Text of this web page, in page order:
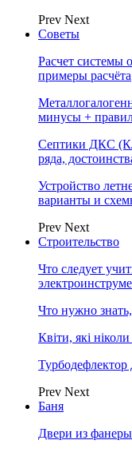
Prev Next
Советы
Расчет системы
примеры расчёта
минусы +
Септики ДКС
ряда,
Устройство
варианты и
Prev Next
Строительство
Что следует
Что нужно
Квіти, які
Prev Next
Баня
Двери из